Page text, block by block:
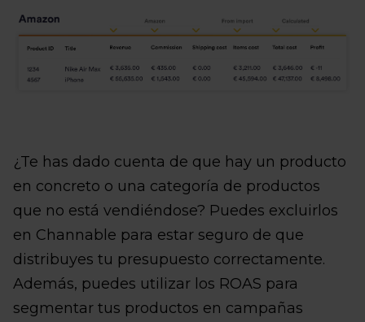
¿Te has dado cuenta de que hay un producto
en concreto o una categoría de productos
que no está vendiéndose? Puedes excluirlos
en Channable para estar seguro de que
distribuyes tu presupuesto correctamente.
Además, puedes utilizar los ROAS para
segmentar tus productos en campañas